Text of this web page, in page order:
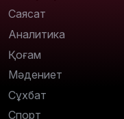
Саясат
Аналитика
Қоғам
Мәдениет
Сұхбат
Спорт